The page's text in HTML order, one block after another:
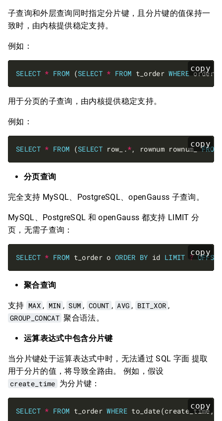
子查询和外层查询同时指定分片键，且分片键的值保持一
致时，由内核提供稳定支持。
例如：
copy
SELECT * FROM (SELECT * FROM t_order WHERE
用于分页的子查询，由内核提供稳定支持。
例如：
copy
SELECT * FROM (SELECT row_.*, rownum rownum_ FROM
分页查询
完全支持 MySQL、PostgreSQL、openGauss 子查询。
MySQL、PostgreSQL 和 openGauss 都支持 LIMIT 分
页，无需子查询：
copy
SELECT * FROM t_order o ORDER BY id LIMIT ? OFFSET
聚合查询
支持 MAX , MIN , SUM , COUNT , AVG , BIT_XOR ,
GROUP_CONCAT 聚合语法。
运算表达式中包含分片键
当分片键处于运算表达式中时，无法通过 SQL 字面 提取
用于分片的值，将导致全路由。 例如，假设
create_time 为分片键：
copy
SELECT * FROM t_order WHERE to_date(create_time,